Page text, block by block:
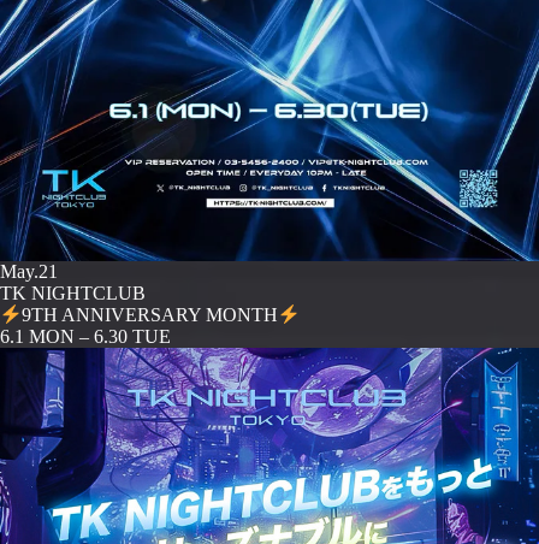
May.21
TK NIGHTCLUB
9TH ANNIVERSARY MONTH
️6.1 MON – 6.30 TUE